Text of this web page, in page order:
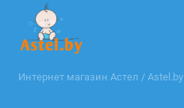
Интернет магазин Астел / Astel.by